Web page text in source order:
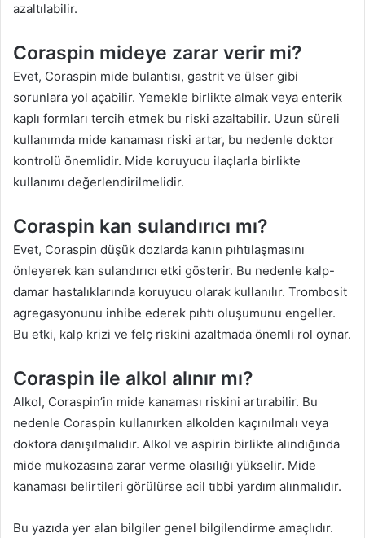
azaltılabilir.
Coraspin mideye zarar verir mi?
Evet, Coraspin mide bulantısı, gastrit ve ülser gibi
sorunlara yol açabilir. Yemekle birlikte almak veya enterik
kaplı formları tercih etmek bu riski azaltabilir. Uzun süreli
kullanımda mide kanaması riski artar, bu nedenle doktor
kontrolü önemlidir. Mide koruyucu ilaçlarla birlikte
kullanımı değerlendirilmelidir.
Coraspin kan sulandırıcı mı?
Evet, Coraspin düşük dozlarda kanın pıhtılaşmasını
önleyerek kan sulandırıcı etki gösterir. Bu nedenle kalp-
damar hastalıklarında koruyucu olarak kullanılır. Trombosit
agregasyonunu inhibe ederek pıhtı oluşumunu engeller.
Bu etki, kalp krizi ve felç riskini azaltmada önemli rol oynar.
Coraspin ile alkol alınır mı?
Alkol, Coraspin’in mide kanaması riskini artırabilir. Bu
nedenle Coraspin kullanırken alkolden kaçınılmalı veya
doktora danışılmalıdır. Alkol ve aspirin birlikte alındığında
mide mukozasına zarar verme olasılığı yükselir. Mide
kanaması belirtileri görülürse acil tıbbi yardım alınmalıdır.
Bu yazıda yer alan bilgiler genel bilgilendirme amaçlıdır.